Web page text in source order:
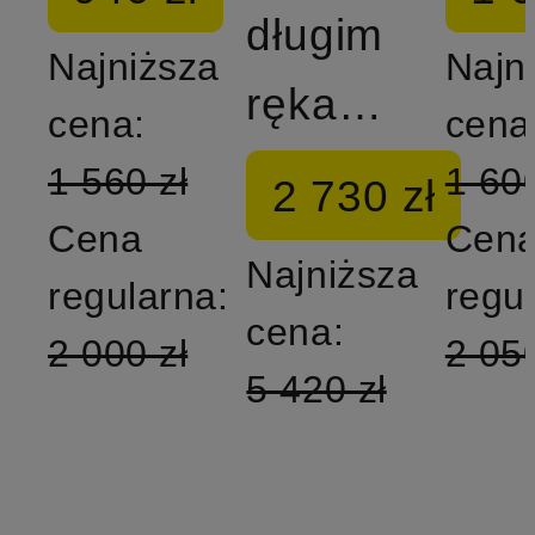
Najniższa
cena:
1 560 zł
Cena
regularna:
2 000 zł
długim
rękawem
2 730 zł
Najniższa
cena:
5 420 zł
1
2